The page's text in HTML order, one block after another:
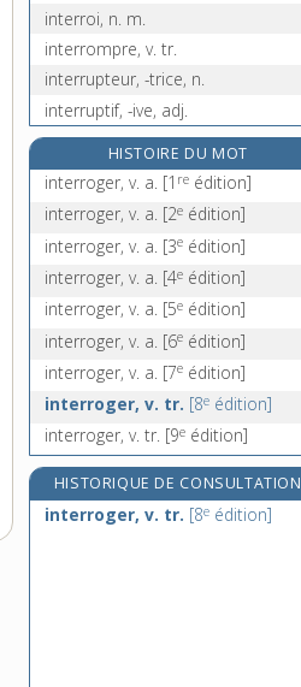
interroi, n. m.
interrompre, v. tr.
interrupteur, -trice, n.
interruptif, -ive, adj.
interruption, n. f.
intersaison, n. f.
intersection, n. f.
intersession, n. f.
HISTOIRE DU MOT
interroger, v. a. [1 re édition]
interroger, v. a. [2e édition]
interroger, v. a. [3e édition]
interroger, v. a. [4e édition]
interroger, v. a. [5e édition]
interroger, v. a. [6e édition]
interroger, v. a. [7e édition]
interroger, v. tr. [8e édition]
interroger, v. tr. [9e édition]
HISTORIQUE DE CONSULTATION
interroger, v. tr. [8e édition]